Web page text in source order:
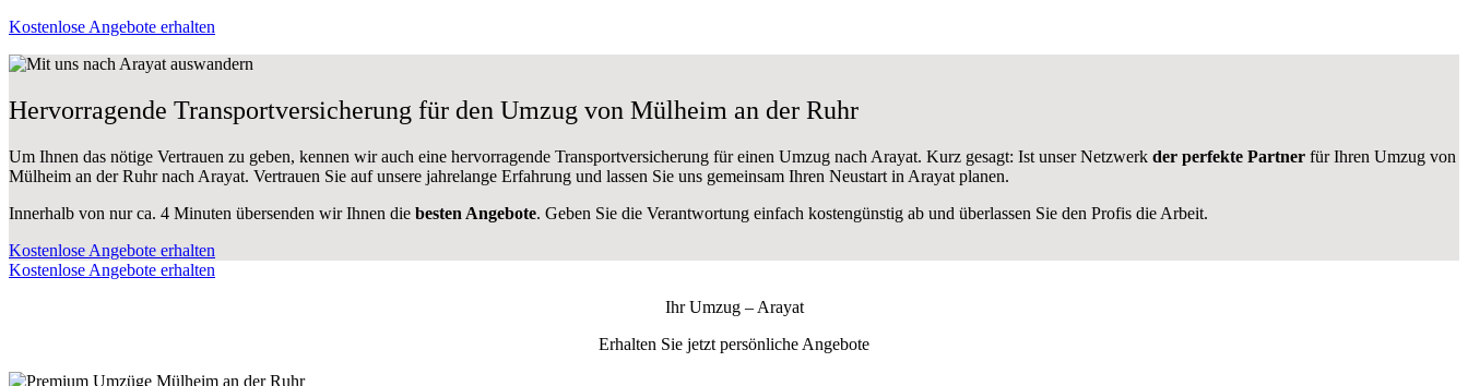
Kostenlose Angebote erhalten
Hervorragende Transportversicherung für den Umzug von Mülheim an der Ruhr
Um Ihnen das nötige Vertrauen zu geben, kennen wir auch eine hervorragende Transportversicherung für einen Umzug nach Arayat. Kurz gesagt: Ist unser Netzwerk der perfekte Partner für Ihren Umzug von
Mülheim an der Ruhr nach Arayat. Vertrauen Sie auf unsere jahrelange Erfahrung und lassen Sie uns gemeinsam Ihren Neustart in Arayat planen.
Innerhalb von nur ca. 4 Minuten übersenden wir Ihnen die besten Angebote. Geben Sie die Verantwortung einfach kostengünstig ab und überlassen Sie den Profis die Arbeit.
Kostenlose Angebote erhalten
Kostenlose Angebote erhalten
Ihr Umzug – Arayat
Erhalten Sie jetzt persönliche Angebote